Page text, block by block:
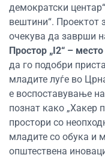
демократски
вештини“. Проектот
очекува да заврши
Простор „I2“ –
да го подобри
младите луѓе во
е воспоставување
познат како „Хакер
простори со
младите со обука и
општествена